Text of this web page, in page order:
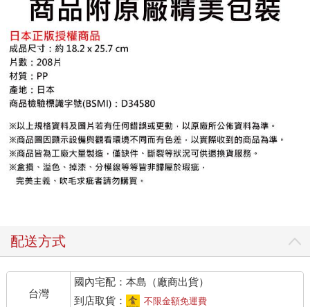
配送方式
台灣
國內宅配：本島（廠商出貨）
到店取貨：
不限金額免運費